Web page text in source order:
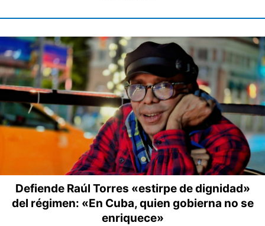
Defiende Raúl Torres «estirpe de dignidad»
del régimen: «En Cuba, quien gobierna no se
enriquece»